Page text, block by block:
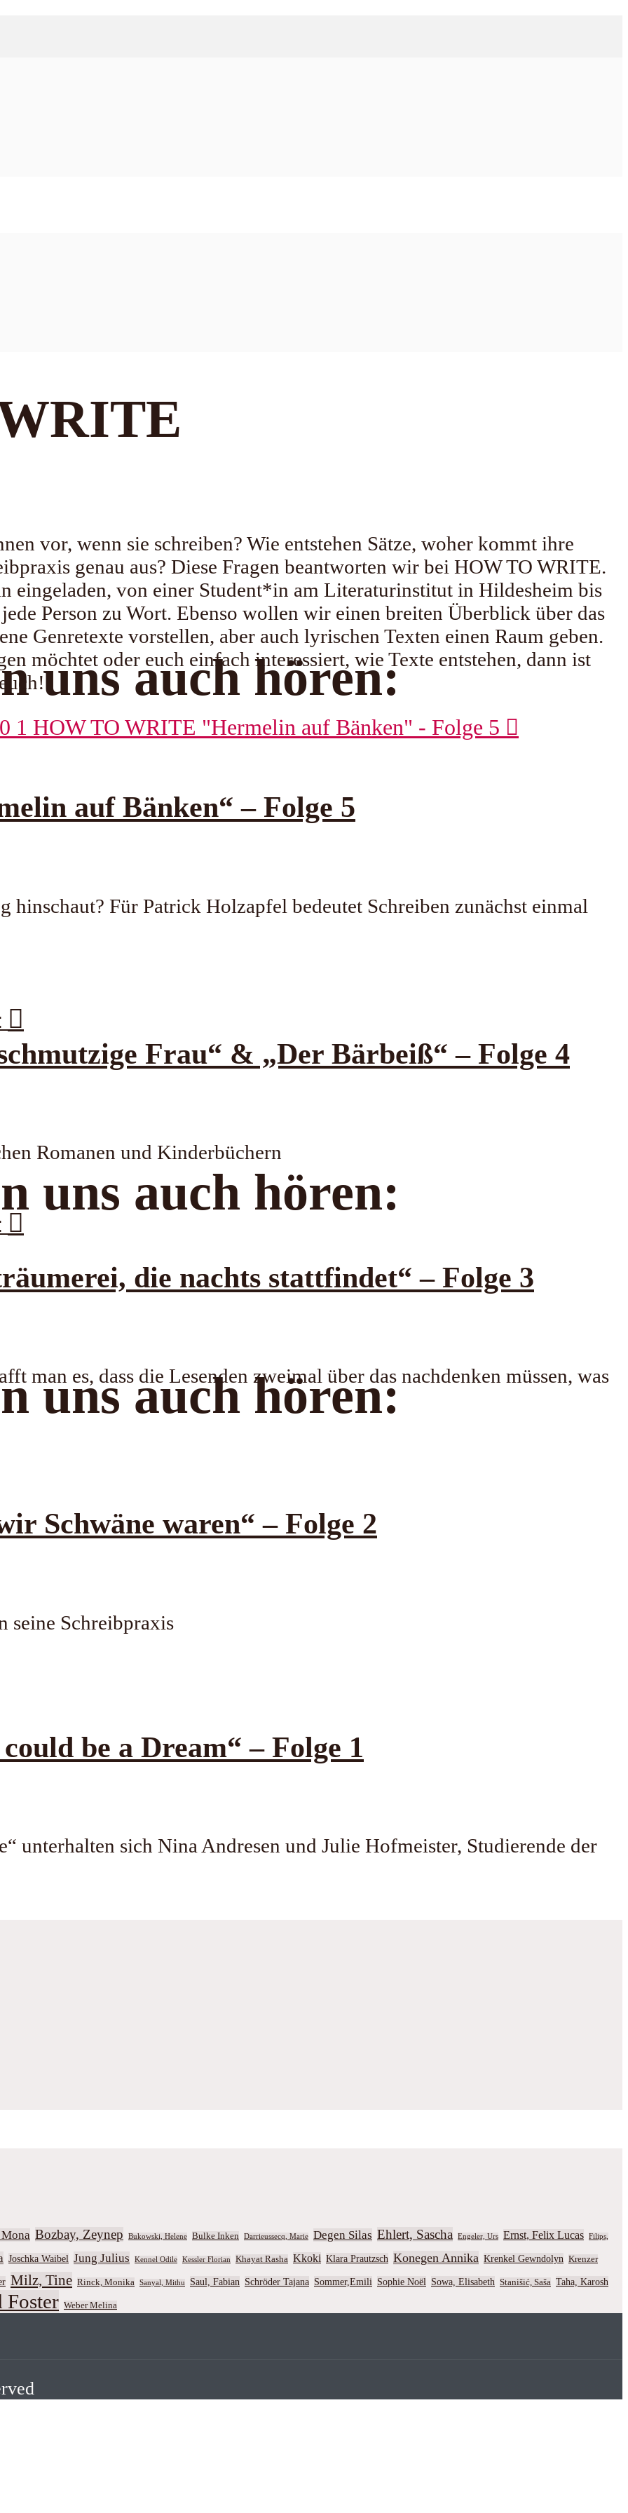
uns auch hören:
uns auch hören:
uns auch hören:
vor, wenn sie schreiben? Wie entstehen Sätze, woher kommt ihre
genau aus? Diese Fragen beantworten wir bei HOW TO WRITE.
eingeladen, von einer Student*in am Literaturinstitut in Hildesheim bis
Person zu Wort. Ebenso wollen wir einen breiten Überblick über das
Genretexte vorstellen, aber auch lyrischen Texten einen Raum geben.
möchtet oder euch einfach interessiert, wie Texte entstehen, dann ist
auf Bänken“ – Folge 5
hinschaut? Für Patrick Holzapfel bedeutet Schreiben zunächst einmal
Frau“ & „Der Bärbeiß“ – Folge 4
Romanen und Kinderbüchern
die nachts stattfindet“ – Folge 3
man es, dass die Lesenden zweimal über das nachdenken müssen, was
Schwäne waren“ – Folge 2
Schreibpraxis
be a Dream“ – Folge 1
unterhalten sich Nina Andresen und Julie Hofmeister, Studierende der
Bozbay, Zeynep Bukowski, Helene Bulke Inken Darrieussecq, Marie Degen Silas Ehlert, Sascha Engeler, Urs Ernst, Felix Lucas Filips,
Joschka Waibel Jung Julius Kennel Odile Kessler Florian Khayat Rasha Kkoki Klara Prautzsch Konegen Annika Krenkel Gewndolyn Krenzer
Milz, Tine Rinck, Monika Sanyal, Mithu Saul, Fabian Schröder Tajana Sommer,Emili Sophie Noël Sowa, Elisabeth Stanišić, Saša Taha, Karosh
Foster Weber Melina